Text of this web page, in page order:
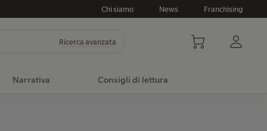
Chi siamo News Franchising
Ricerca avanzata
Narrativa Consigli di lettura